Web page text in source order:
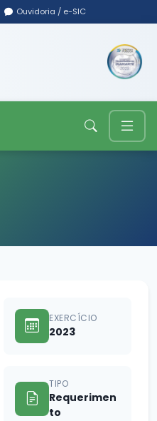
Ouvidoria / e-SIC
EXERCÍCIO
2023
TIPO
Requerimen
to